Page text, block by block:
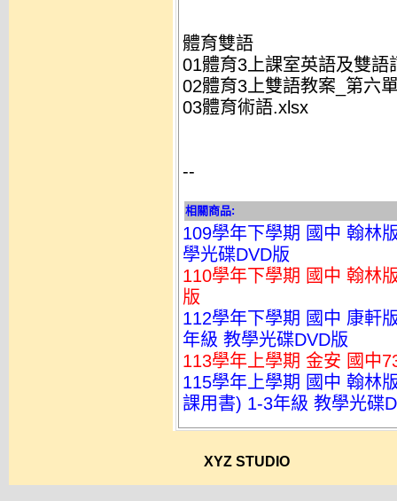
體育雙語
01體育3上課室英語及雙語
02體育3上雙語教案_第六
03體育術語.xlsx
--
相關商品:
109學年下學期 國中 翰林
學光碟DVD版
110學年下學期 國中 翰林
版
112學年下學期 國中 康軒
年級 教學光碟DVD版
113學年上學期 金安 國中
115學年上學期 國中 翰林
課用書) 1-3年級 教學光碟
XYZ STUDIO